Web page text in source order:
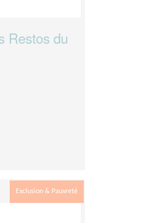
Restos du
Exclusion & Pauvreté